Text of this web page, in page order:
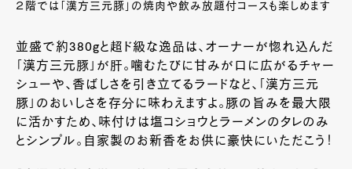
２階では「漢方三元豚」の焼肉や飲み放題付コースも楽しめます
並盛で約380gと超ド級な逸品は、オーナーが惚れ込んだ
「漢方三元豚」が肝。噛むたびに甘みが口に広がるチャー
シューや、香ばしさを引き立てるラードなど、「漢方三元
豚」のおいしさを存分に味わえますよ。豚の旨みを最大限
に活かすため、味付けは塩コショウとラーメンのタレのみ
とシンプル。自家製のお新香をお供に豪快にいただこう！